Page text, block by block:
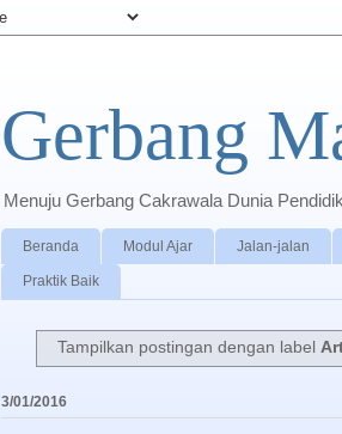
Gerbang
Menuju Gerbang Cakrawala Dunia
Beranda Modul Ajar Jalan-jalan
Praktik Baik
Tampilkan postingan dengan label
3/01/2016